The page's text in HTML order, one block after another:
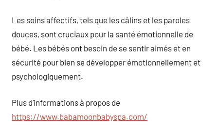
Les soins affectifs, tels que les câlins et les paroles
douces, sont cruciaux pour la santé émotionnelle de
bébé. Les bébés ont besoin de se sentir aimés et en
sécurité pour bien se développer émotionnellement et
psychologiquement.
Plus d’informations à propos de
https://www.babamoonbabyspa.com/